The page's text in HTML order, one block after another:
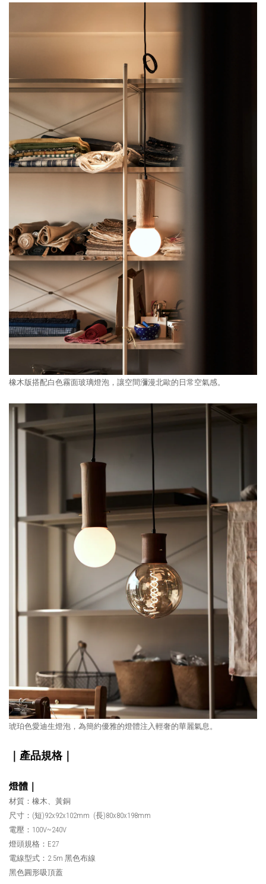
橡木版搭配白色霧面玻璃燈泡，讓空間瀰漫北歐的日常空氣感。
琥珀色愛迪生燈泡，為簡約優雅的燈體注入輕奢的華麗氣息。
｜產品規格｜
燈體｜
材質：橡木、黃銅
尺寸：(短)92x92x102mm (長)80x80x198mm
電壓：100V~240V
燈頭規格：E27
電線型式：2.5m 黑色布線
黑色圓形吸頂蓋